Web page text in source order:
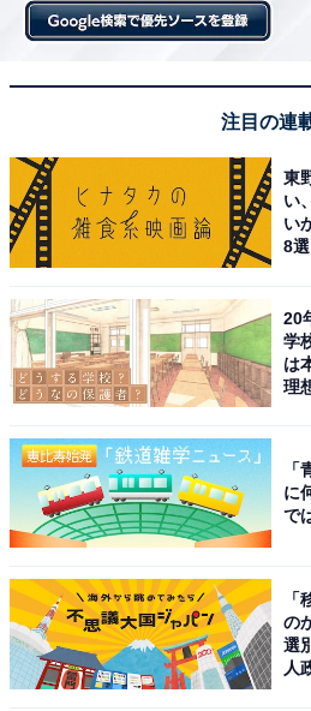
ひじき入りジューシー」。三浦
ど具材は6種類。本場のジュー
注目の連
東
い
い
8選
20
学
は
理
に
で
の
選
人